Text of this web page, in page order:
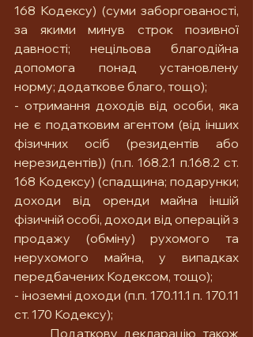
168 Кодексу) (суми заборгованості,
за якими минув строк позивної
давності; нецільова благодійна
допомога понад установлену
норму; додаткове благо, тощо);
- отримання доходів від особи, яка
не є податковим агентом (від інших
фізичних осіб (резидентів або
нерезидентів)) (п.п. 168.2.1 п.168.2 ст.
168 Кодексу) (спадщина; подарунки;
доходи від оренди майна іншій
фізичній особі, доходи від операцій з
продажу (обміну) рухомого та
нерухомого майна, у випадках
передбачених Кодексом, тощо);
- іноземні доходи (п.п. 170.11.1 п. 170.11
ст. 170 Кодексу);